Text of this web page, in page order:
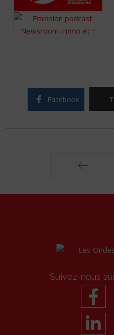
Facebook
Suivez-nous